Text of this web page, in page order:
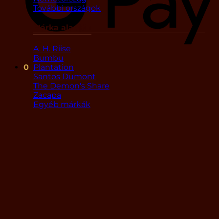
0
További országok
Márka alapján
A. H. Riise
Bumbu
Plantation
Santos Dumont
The Demon's Share
Zacapa
Egyéb márkák